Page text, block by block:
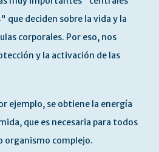
que deciden sobre la vida y la
corporales. Por eso, nos
y la activación de las
ejemplo, se obtiene la energía
que es necesaria para todos
organismo complejo.